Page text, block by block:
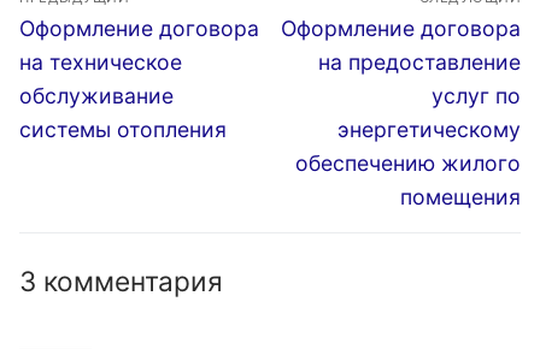
по
записям
Предыдущая
запись:
Оформление договора
на техническое
обслуживание
системы отопления
Следующая
запись:
Оформление договора
на предоставление
услуг по
энергетическому
обеспечению жилого
помещения
3 комментария